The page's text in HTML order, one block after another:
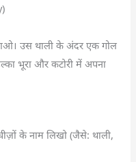
उस थाली के अंदर एक गोल
भूरा और कटोरी में अपना
के नाम लिखो (जैसे: थाली,